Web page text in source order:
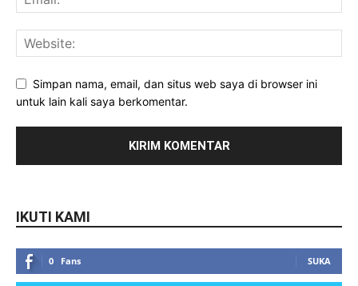
Simpan nama, email, dan situs web saya di browser ini
untuk lain kali saya berkomentar.
IKUTI KAMI
0 Fans SUKA